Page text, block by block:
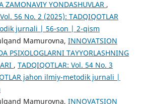
ZAMONAVIY YONDASHUVLAR ,
56 No. 2 (2025): TADQIQOTLAR
jurnali | 56-son | 2-qism
Mamurovna, INNOVATSION
PSIXOLOGLARNI TAYYORLASHNING
, TADQIQOTLAR: Vol. 54 No. 3
jahon ilmiy-metodik jurnali |
Mamurovna, INNOVATSION